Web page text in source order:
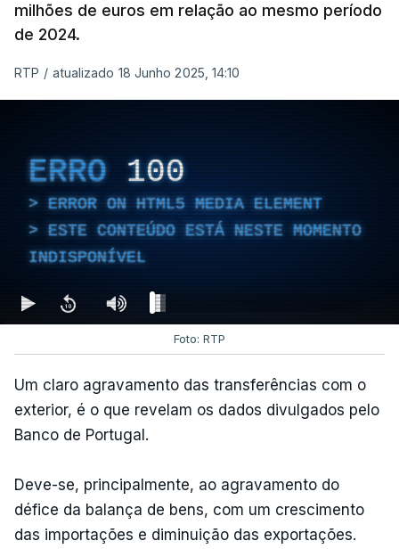
milhões de euros em relação ao mesmo período
de 2024.
RTP / atualizado 18 Junho 2025, 14:10
ERRO 100
ERROR ON HTML5 MEDIA ELEMENT
ESTE CONTEÚDO ESTÁ NESTE MOMENTO
INDISPONÍVEL
Foto: RTP
Um claro agravamento das transferências com o
exterior, é o que revelam os dados divulgados pelo
Banco de Portugal.
Deve-se, principalmente, ao agravamento do
défice da balança de bens, com um crescimento
das importações e diminuição das exportações.